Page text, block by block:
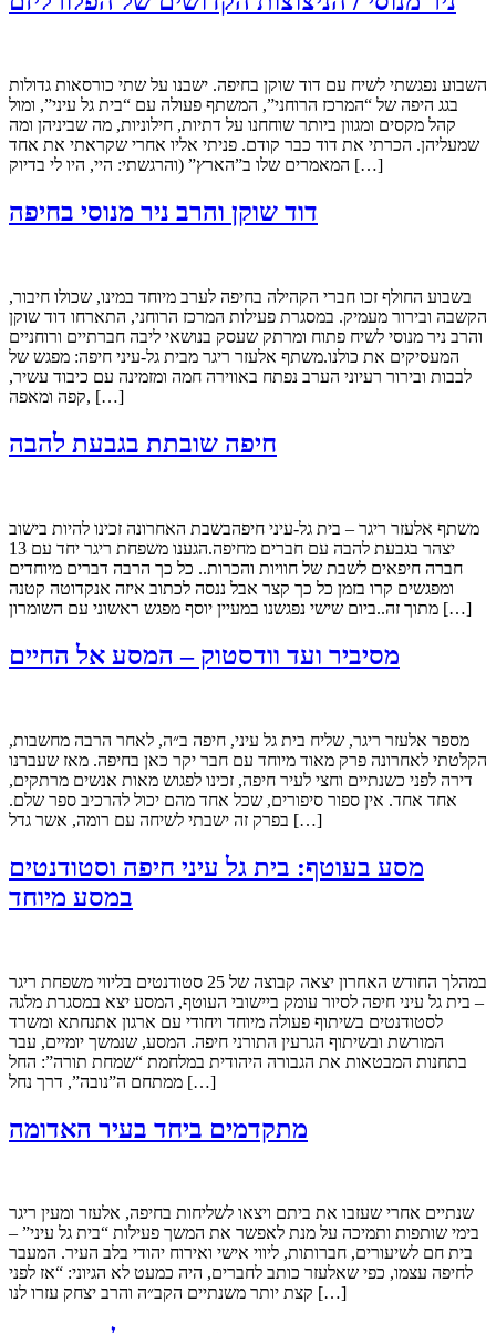
השבוע נפגשתי לשיח עם דוד שוקן בחיפה. ישבנו על שתי כורסאות גדולות
בגג היפה של “המרכז הרוחני”, המשתף פעולה עם “בית גל עיני”, ומול
קהל מקסים ומגוון ביותר שוחחנו על דתיות, חילוניות, מה שביניהן ומה
שמעליהן. הכרתי את דוד כבר קודם. פניתי אליו אחרי שקראתי את אחד
המאמרים שלו ב”הארץ” (והרגשתי: היי, היו לי בדיוק […]
דוד שוקן והרב ניר מנוסי בחיפה
בשבוע החולף זכו חברי הקהילה בחיפה לערב מיוחד במינו, שכולו חיבור,
הקשבה ובירור מעמיק. במסגרת פעילות המרכז הרוחני, התארחו דוד שוקן
והרב ניר מנוסי לשיח פתוח ומרתק שעסק בנושאי ליבה חברתיים ורוחניים
המעסיקים את כולנו.משתף אלעזר ריגר מבית גל-עיני חיפה: מפגש של
לבבות ובירור רעיוני הערב נפתח באווירה חמה ומזמינה עם כיבוד עשיר,
קפה ומאפה, […]
חיפה שובתת בגבעת להבה
משתף אלעזר ריגר – בית גל-עיני חיפהבשבת האחרונה זכינו להיות בישוב
יצהר בגבעת להבה עם חברים מחיפה.הגענו משפחת ריגר יחד עם 13
חברה חיפאים לשבת של חוויות והכרות.. כל כך הרבה דברים מיוחדים
ומפגשים קרו בזמן כל כך קצר אבל ננסה לכתוב איזה אנקדוטה קטנה
מתוך זה..ביום שישי נפגשנו במעיין יוסף מפגש ראשוני עם השומרון […]
מסיביר ועד וודסטוק – המסע אל החיים
מספר אלעזר ריגר, שליח בית גל עיני, חיפה ב״ה, לאחר הרבה מחשבות,
הקלטתי לאחרונה פרק מאוד מיוחד עם חבר יקר כאן בחיפה. מאז שעברנו
דירה לפני כשנתיים וחצי לעיר חיפה, זכינו לפגוש מאות אנשים מרתקים,
אחד אחד. אין ספור סיפורים, שכל אחד מהם יכול להרכיב ספר שלם.
בפרק זה ישבתי לשיחה עם רומה, אשר גדל […]
מסע בעוטף: בית גל עיני חיפה וסטודנטים
במסע מיוחד
במהלך החודש האחרון יצאה קבוצה של 25 סטודנטים בליווי משפחת ריגר
– בית גל עיני חיפה לסיור עומק ביישובי העוטף, המסע יצא במסגרת מלגה
לסטודנטים בשיתוף פעולה מיוחד ויחודי עם ארגון אתנחתא ומשרד
המורשת ובשיתוף הגרעין התורני חיפה. המסע, שנמשך יומיים, עבר
בתחנות המבטאות את הגבורה היהודית במלחמת “שמחת תורה”: החל
ממתחם ה”נובה”, דרך נחל […]
מתקדמים ביחד בעיר האדומה
שנתיים אחרי שעזבו את ביתם ויצאו לשליחות בחיפה, אלעזר ומעין ריגר
בימי שותפות ותמיכה על מנת לאפשר את המשך פעילות “בית גל עיני” –
בית חם לשיעורים, חברותות, ליווי אישי ואירוח יהודי בלב העיר. המעבר
לחיפה עצמו, כפי שאלעזר כותב לחברים, היה כמעט לא הגיוני: “אז לפני
קצת יותר משנתיים הקב״ה והרב יצחק עזרו לנו […]